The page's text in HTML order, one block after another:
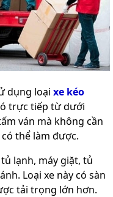
dụng loại xe kéo
trực tiếp từ dưới
ván mà không cần
thể làm được.
lạnh, máy giặt, tủ
Loại xe này có sàn
tải trọng lớn hơn.